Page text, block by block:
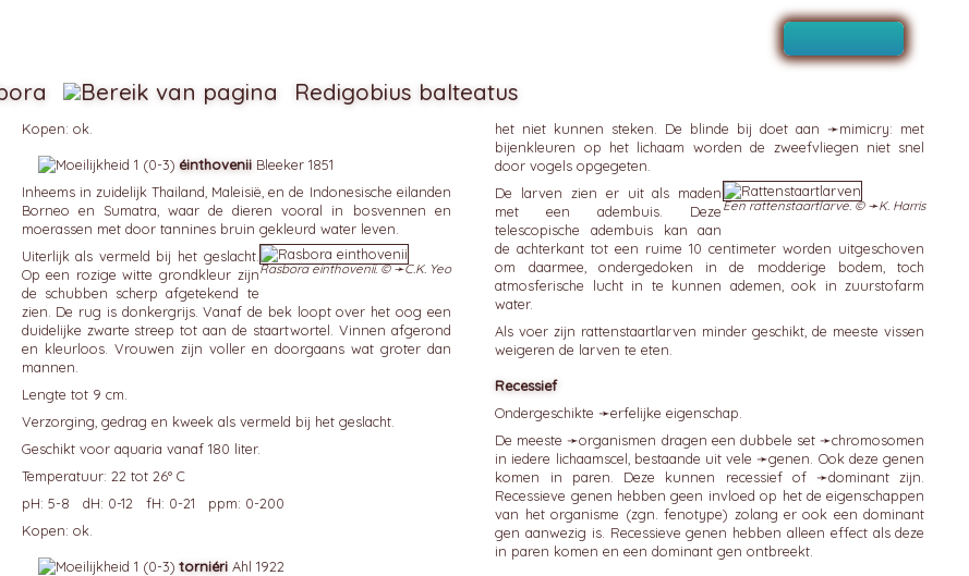
Redigobius balteatus
Kopen: ok.
éinthoveniiBleeker 1851
Inheems in zuidelijk Thailand, Maleisië, en de Indonesische eilanden
Borneo en Sumatra, waar de dieren vooral in bosvennen en
moerassen met door tannines bruin gekleurd water leven.
Rasbora einthovenii. © ➛C.K. Yeo
Uiterlijk als vermeld bij het geslacht.
Op een rozige witte grondkleur zijn
de schubben scherp afgetekend te
zien. De rug is donkergrijs. Vanaf de bek loopt over het oog een
duidelijke zwarte streep tot aan de staartwortel. Vinnen afgerond
en kleurloos. Vrouwen zijn voller en doorgaans wat groter dan
mannen.
Lengte tot 9 cm.
Verzorging, gedrag en kweek als vermeld bij het geslacht.
Geschikt voor aquaria vanaf 180 liter.
Temperatuur: 22 tot 26° C
pH: 5-8 dH: 0-12 fH: 0-21 ppm: 0-200
Kopen: ok.
torniériAhl 1922
het niet kunnen steken. De blinde bij doet aan ➛mimicry: met
bijenkleuren op het lichaam worden de zweefvliegen niet snel
door vogels opgegeten.
Een rattenstaartlarve. © ➛K. Harris
De larven zien er uit als maden
met een adembuis. Deze
telescopische adembuis kan aan
de achterkant tot een ruime 10 centimeter worden uitgeschoven
om daarmee, ondergedoken in de modderige bodem, toch
atmosferische lucht in te kunnen ademen, ook in zuurstofarm
water.
Als voer zijn rattenstaartlarven minder geschikt, de meeste vissen
weigeren de larven te eten.
Recessief
Ondergeschikte ➛erfelijke eigenschap.
De meeste ➛organismen dragen een dubbele set ➛chromosomen
in iedere lichaamscel, bestaande uit vele ➛genen . Ook deze genen
komen in paren. Deze kunnen recessief of ➛dominant zijn.
Recessieve genen hebben geen invloed op het de eigenschappen
van het organisme (zgn. fenotype) zolang er ook een dominant
gen aanwezig is. Recessieve genen hebben alleen effect als deze
in paren komen en een dominant gen ontbreekt.